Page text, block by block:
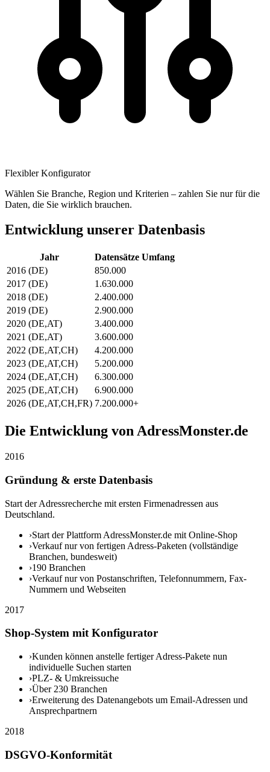
Flexibler Konfigurator
Wählen Sie Branche, Region und Kriterien – zahlen Sie nur für die
Daten, die Sie wirklich brauchen.
Entwicklung unserer Datenbasis
Jahr Datensätze Umfang
2016 (DE)
850.000
2017 (DE)
1.630.000
2018 (DE)
2.400.000
2019 (DE)
2.900.000
2020 (DE,AT)
3.400.000
2021 (DE,AT)
3.600.000
2022 (DE,AT,CH)
4.200.000
2023 (DE,AT,CH)
5.200.000
2024 (DE,AT,CH)
6.300.000
2025 (DE,AT,CH)
6.900.000
2026 (DE,AT,CH,FR) 7.200.000+
Die Entwicklung von AdressMonster.de
2016
Gründung & erste Datenbasis
Start der Adressrecherche mit ersten Firmenadressen aus
Deutschland.
›Start der Plattform AdressMonster.de mit Online-Shop
›Verkauf nur von fertigen Adress-Paketen (vollständige
Branchen, bundesweit)
›190 Branchen
›Verkauf nur von Postanschriften, Telefonnummern, Fax-
Nummern und Webseiten
2017
Shop-System mit Konfigurator
›Kunden können anstelle fertiger Adress-Pakete nun
individuelle Suchen starten
›PLZ- & Umkreissuche
›Über 230 Branchen
›Erweiterung des Datenangebots um Email-Adressen und
Ansprechpartnern
2018
DSGVO-Konformität